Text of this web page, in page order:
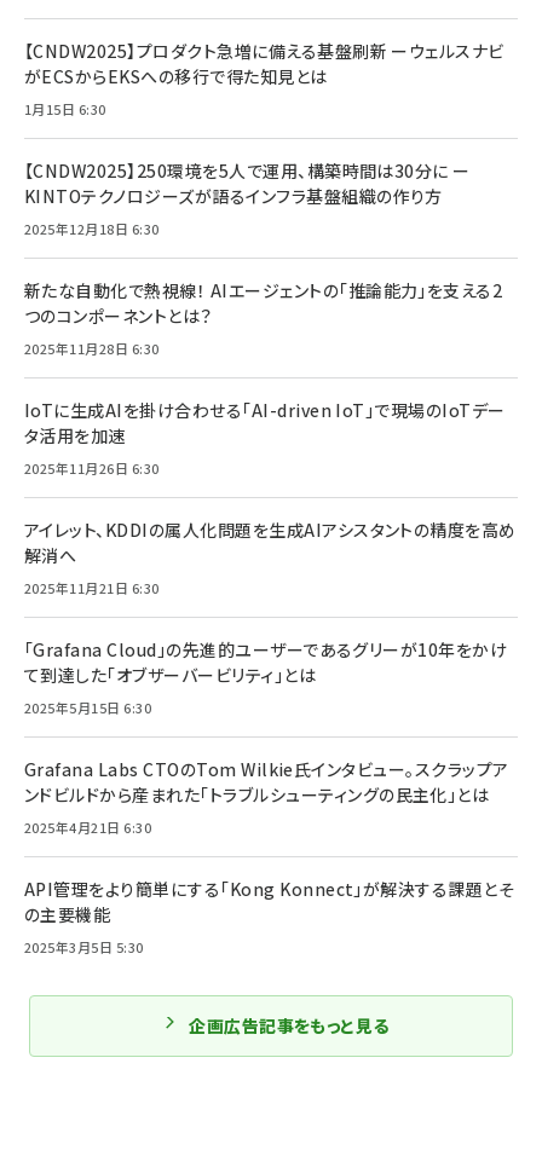
【CNDW2025】プロダクト急増に備える基盤刷新 ーウェルスナビ
がECSからEKSへの移行で得た知見とは
1月15日 6:30
【CNDW2025】250環境を5人で運用、構築時間は30分に ー
KINTOテクノロジーズが語るインフラ基盤組織の作り方
2025年12月18日 6:30
新たな自動化で熱視線！ AIエージェントの「推論能力」を支える2
つのコンポーネントとは？
2025年11月28日 6:30
IoTに生成AIを掛け合わせる「AI-driven IoT」で現場のIoTデー
タ活用を加速
2025年11月26日 6:30
アイレット、KDDIの属人化問題を生成AIアシスタントの精度を高め
解消へ
2025年11月21日 6:30
「Grafana Cloud」の先進的ユーザーであるグリーが10年をかけ
て到達した「オブザーバービリティ」とは
2025年5月15日 6:30
Grafana Labs CTOのTom Wilkie氏インタビュー。スクラップア
ンドビルドから産まれた「トラブルシューティングの民主化」とは
2025年4月21日 6:30
API管理をより簡単にする「Kong Konnect」が解決する課題とそ
の主要機能
2025年3月5日 5:30
企画広告記事をもっと見る